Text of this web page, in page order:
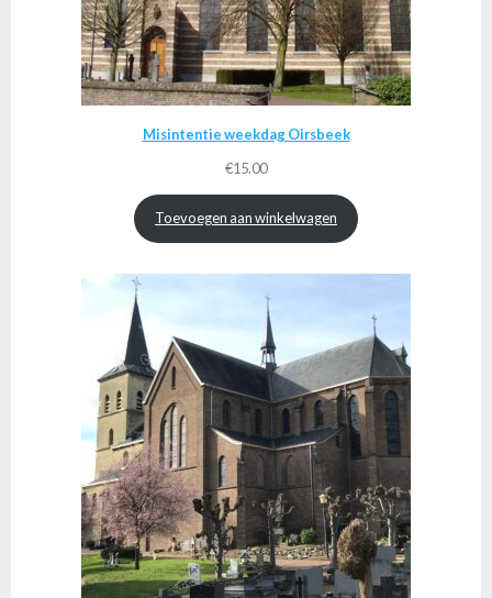
Misintentie weekdag Oirsbeek
€15.00
Toevoegen aan winkelwagen